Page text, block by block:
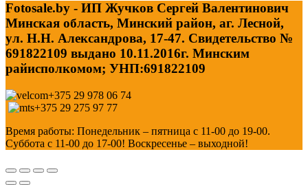
Fotosale.by - ИП Жучков Сергей Валентинович
Минская область, Минский район, аг. Лесной,
ул. Н.Н. Александрова, 17-47. Свидетельство №
691822109 выдано 10.11.2016г. Минским
райисполкомом; УНП:691822109
+375 29 978 06 74
+375 29 275 97 77
Время работы: Понедельник – пятница с 11-00 до 19-00.
Суббота с 11-00 до 17-00! Воскресенье – выходной!